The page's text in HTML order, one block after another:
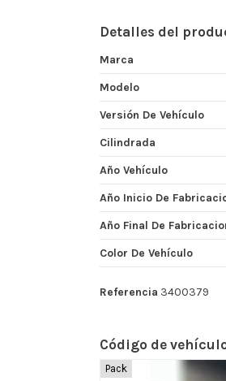
Detalles del
Marca
Modelo
Versión De Vehículo
Cilindrada
Año Vehículo
Año Inicio De
Año Final De
Color De Vehículo
Referencia 3400379
Código de
Pack